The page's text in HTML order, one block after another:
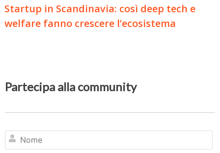
Startup in Scandinavia: così deep tech e
welfare fanno crescere l’ecosistema
Partecipa alla community